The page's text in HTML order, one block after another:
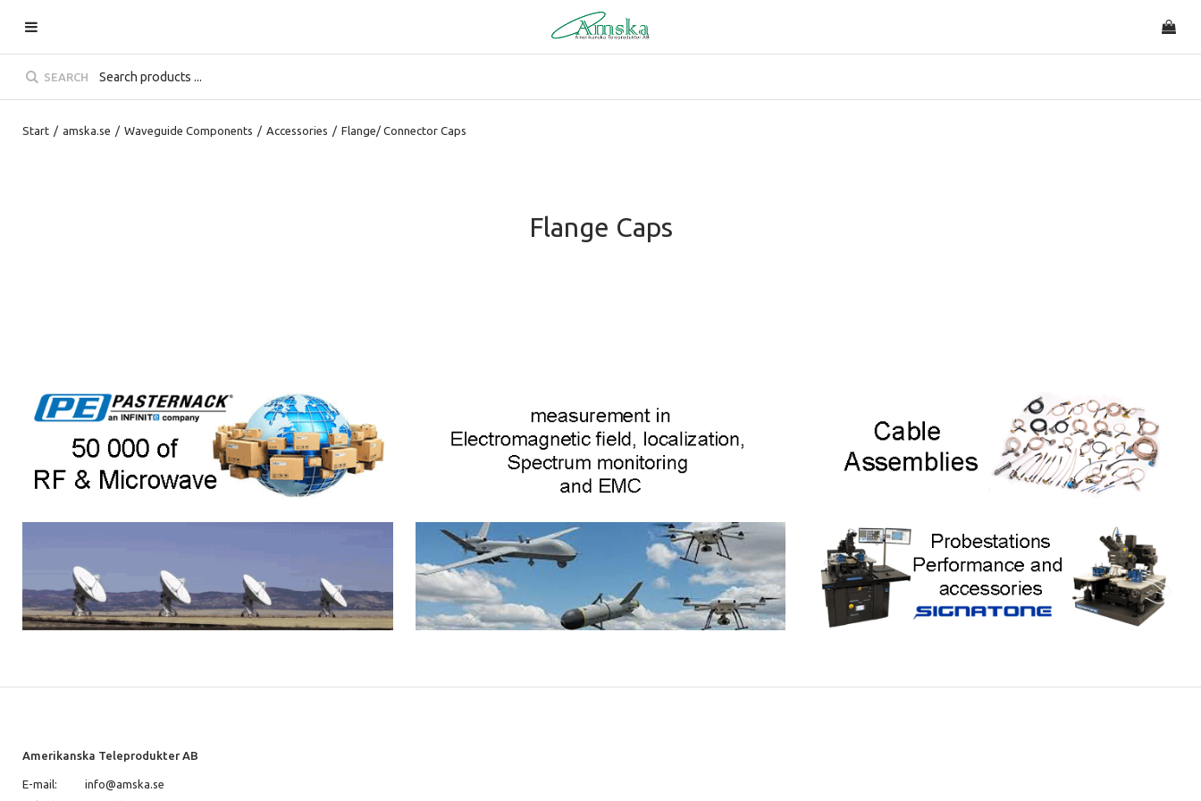
SEARCH
Start / amska.se / Waveguide Components / Accessories / Flange/ Connector Caps
Flange Caps
Amerikanska Teleprodukter AB
E-mail:
info@amska.se